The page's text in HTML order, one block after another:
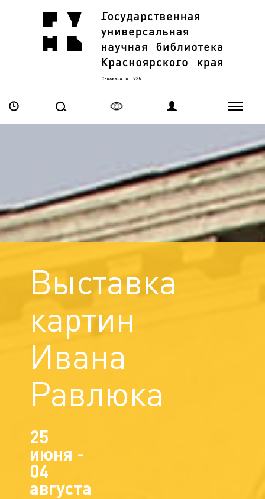
Выставка
картин
Ивана
Равлюка
25
июня -
04
августа